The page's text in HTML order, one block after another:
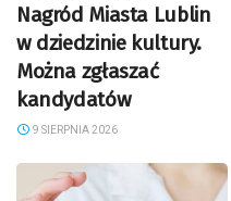
Nagród Miasta Lublin
w dziedzinie kultury.
Można zgłaszać
kandydatów
9 SIERPNIA 2026